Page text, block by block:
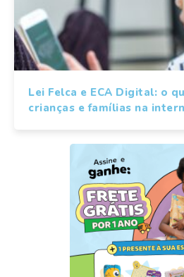
Lei Felca e ECA Digital: o
crianças e famílias na